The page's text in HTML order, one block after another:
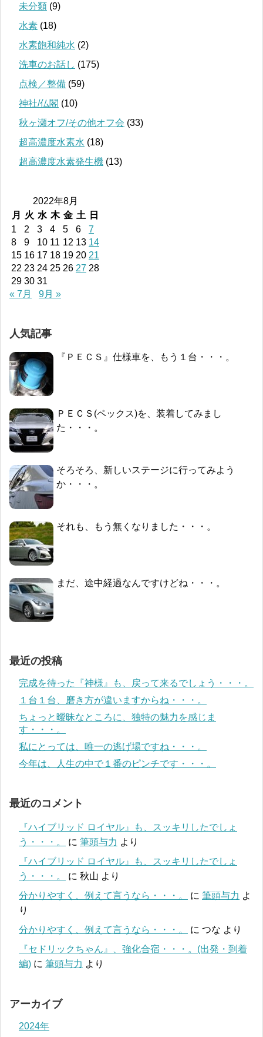
未分類 (9)
水素 (18)
水素飽和純水 (2)
洗車のお話し (175)
点検／整備 (59)
神社/仏閣 (10)
秋ヶ瀬オフ/その他オフ会 (33)
超高濃度水素水 (18)
超高濃度水素発生機 (13)
2022年8月
月
火 水 木 金 土
日
1
2 3 4 5 6
7
8
9 10 11 12 13 14
15 16 17 18 19 20 21
22 23 24 25 26 27 28
29 30 31
« 7月
9月 »
人気記事
『ＰＥＣＳ』仕様車を、もう１台・・・。
ＰＥＣＳ(ペックス)を、装着してみまし
た・・・。
そろそろ、新しいステージに行ってみよう
か・・・。
それも、もう無くなりました・・・。
まだ、途中経過なんですけどね・・・。
最近の投稿
完成を待った『神様』も、戻って来るでしょう・・・。
１台１台、磨き方が違いますからね・・・。
ちょっと曖昧なところに、独特の魅力を感じま
す・・・。
私にとっては、唯一の逃げ場ですね・・・。
今年は、人生の中で１番のピンチです・・・。
最近のコメント
『ハイブリッド ロイヤル』も、スッキリしたでしょ
う・・・。
に 筆頭与力 より
『ハイブリッド ロイヤル』も、スッキリしたでしょ
う・・・。
に 秋山 より
分かりやすく、例えて言うなら・・・。
に 筆頭与力 よ
り
分かりやすく、例えて言うなら・・・。
に つな より
『セドリックちゃん』、強化合宿・・・。(出発・到着
編) に 筆頭与力 より
アーカイブ
2024年